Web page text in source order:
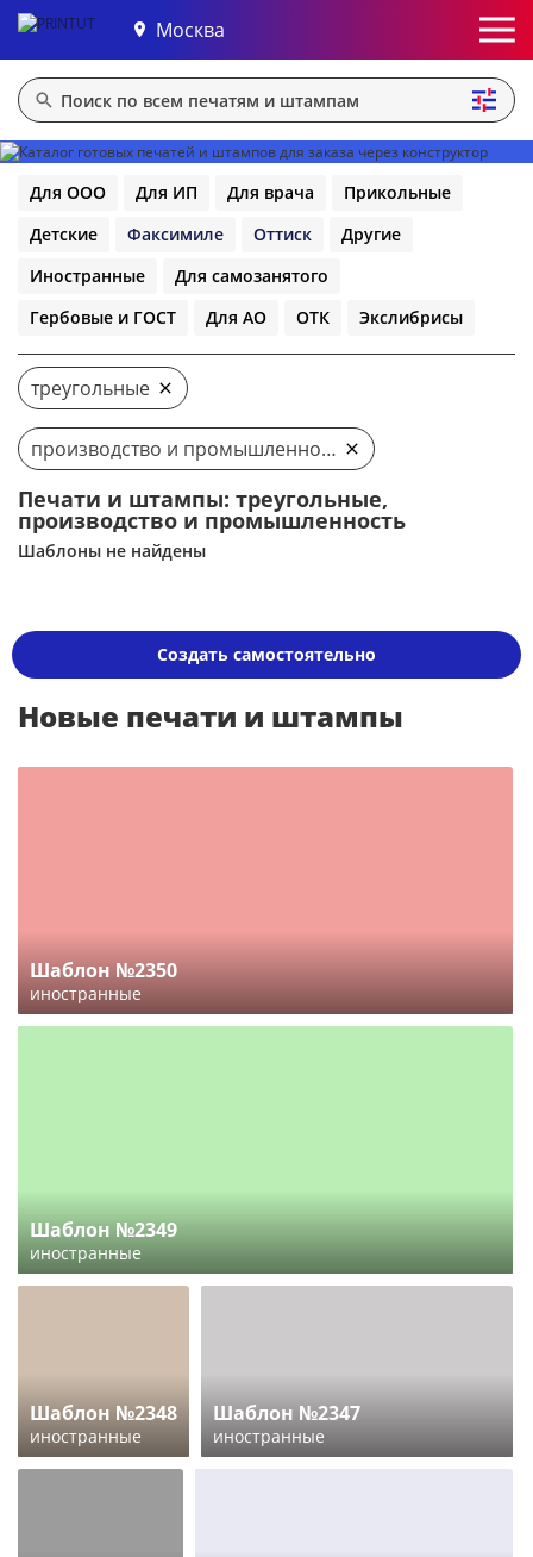
Москва
Для ООО Для ИП Для врача
Прикольные
Детские
Факсимиле Оттиск
Другие
Иностранные
Для самозанятого
Гербовые и ГОСТ
Для АО ОТК Экслибрисы
треугольные
производство и промышленность
Печати и штампы: треугольные,
производство и промышленность
Шаблоны не найдены
Создать самостоятельно
Новые печати и штампы
Шаблон №2350
иностранные
Шаблон №2349
иностранные
Шаблон №2348
иностранные
Шаблон №2347
иностранные